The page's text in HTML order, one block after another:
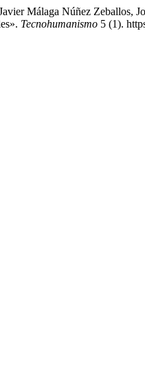
Málaga Núñez Zeballos,
Tecnohumanismo 5 (1).